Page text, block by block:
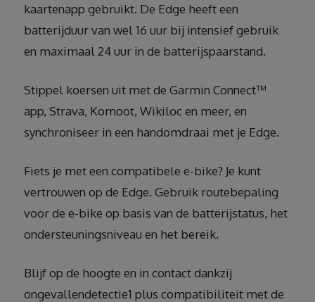
kaartenapp gebruikt. De Edge heeft een
batterijduur van wel 16 uur bij intensief gebruik
en maximaal 24 uur in de batterijspaarstand.
Stippel koersen uit met de Garmin Connect™
app, Strava, Komoot, Wikiloc en meer, en
synchroniseer in een handomdraai met je Edge.
Fiets je met een compatibele e-bike? Je kunt
vertrouwen op de Edge. Gebruik routebepaling
voor de e-bike op basis van de batterijstatus, het
ondersteuningsniveau en het bereik.
Blijf op de hoogte en in contact dankzij
ongevallendetectie1 plus compatibiliteit met de